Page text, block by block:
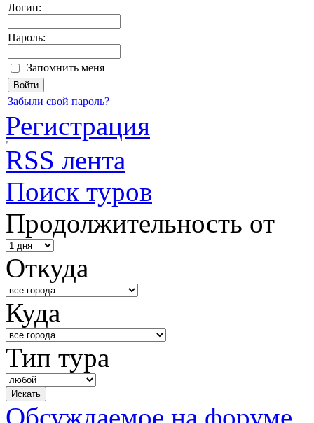
Логин:
Пароль:
Запомнить меня
Забыли свой пароль?
Регистрация
RSS лента
Поиск туров
Продолжительность от
Откуда
Куда
Тип тура
Обсуждаемое на форуме